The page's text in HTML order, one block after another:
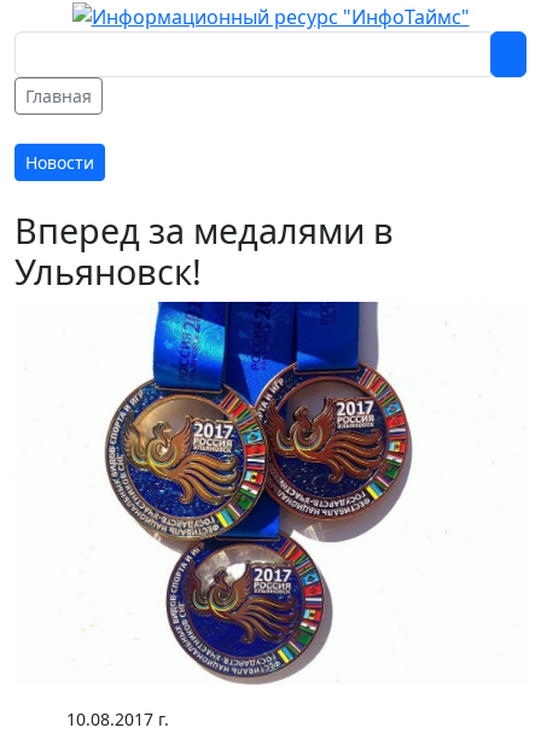
Главная
Новости
Вперед за медалями в
Ульяновск!
10.08.2017 г.